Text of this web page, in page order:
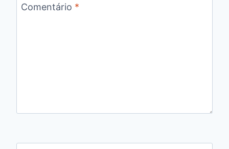
Comentário *